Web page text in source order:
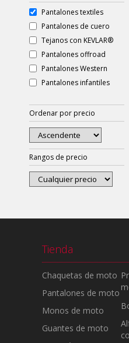
Pantalones textiles
Pantalones de cuero
Tejanos con KEVLAR®
Pantalones offroad
Pantalones Western
Pantalones infantiles
Ordenar por precio
Rangos de precio
Tienda
Chaquetas de moto
Pantalones de moto
Monos de moto
Guantes de moto